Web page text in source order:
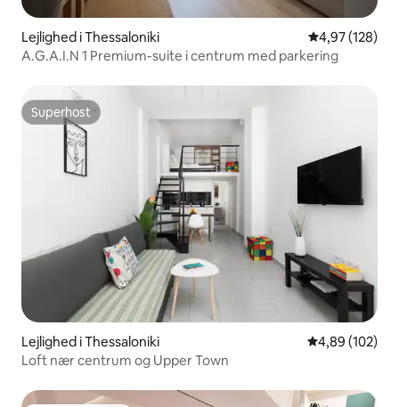
Lejlighed i Thessaloniki 4,97 ud af 5 i
4,97 (128)
A.G.A.I.N 1 Premium-suite i centrum med parkering
Superhost
Superhost
Lejlighed i Thessaloniki 4,89 ud af 5 i
4,89 (102)
Loft nær centrum og Upper Town